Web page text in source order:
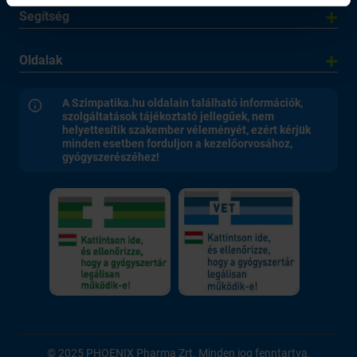
Segítség
Oldalak
A Szimpatika.hu oldalain található információk,
szolgáltatások tájékoztató jellegűek, nem
helyettesítik szakember véleményét, ezért kérjük
minden esetben forduljon a kezelőorvosához,
gyógyszerészéhez!
© 2025 PHOENIX Pharma Zrt. Minden jog fenntartva.